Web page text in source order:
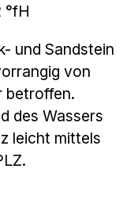
°fH
und Sandstein
von
betroffen.
des Wassers
leicht mittels